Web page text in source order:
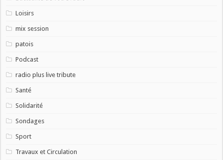
Loisirs
mix session
patois
Podcast
radio plus live tribute
Santé
Solidarité
Sondages
Sport
Travaux et Circulation